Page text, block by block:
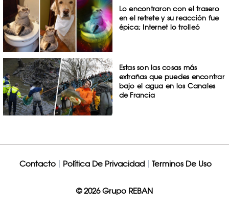
Lo encontraron con el trasero
en el retrete y su reacción fue
épica; Internet lo trolleó
Estas son las cosas más
extrañas que puedes encontrar
bajo el agua en los Canales
de Francia
Contacto Política De Privacidad Terminos De Uso
© 2026 Grupo REBAN